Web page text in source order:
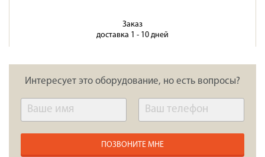
Заказ
доставка 1 - 10 дней
Интересует это оборудование, но есть вопросы?
ПОЗВОНИТЕ МНЕ